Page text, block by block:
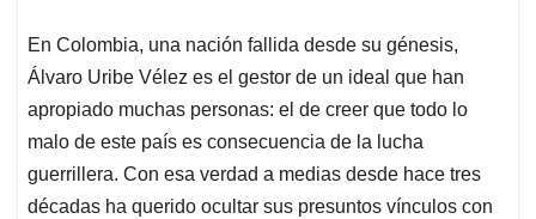
En Colombia, una nación fallida desde su génesis,
Álvaro Uribe Vélez es el gestor de un ideal que han
apropiado muchas personas: el de creer que todo lo
malo de este país es consecuencia de la lucha
guerrillera. Con esa verdad a medias desde hace tres
décadas ha querido ocultar sus presuntos vínculos con